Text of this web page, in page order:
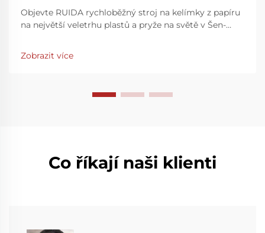
Objevte RUIDA rychloběžný stroj na kelímky z papíru
na největší veletrhu plastů a pryže na světě v Šen-
nás na stánku 7Y81, hala 7. Zjistěte více ještě dnes.
Zobrazit více
Co říkají naši klienti